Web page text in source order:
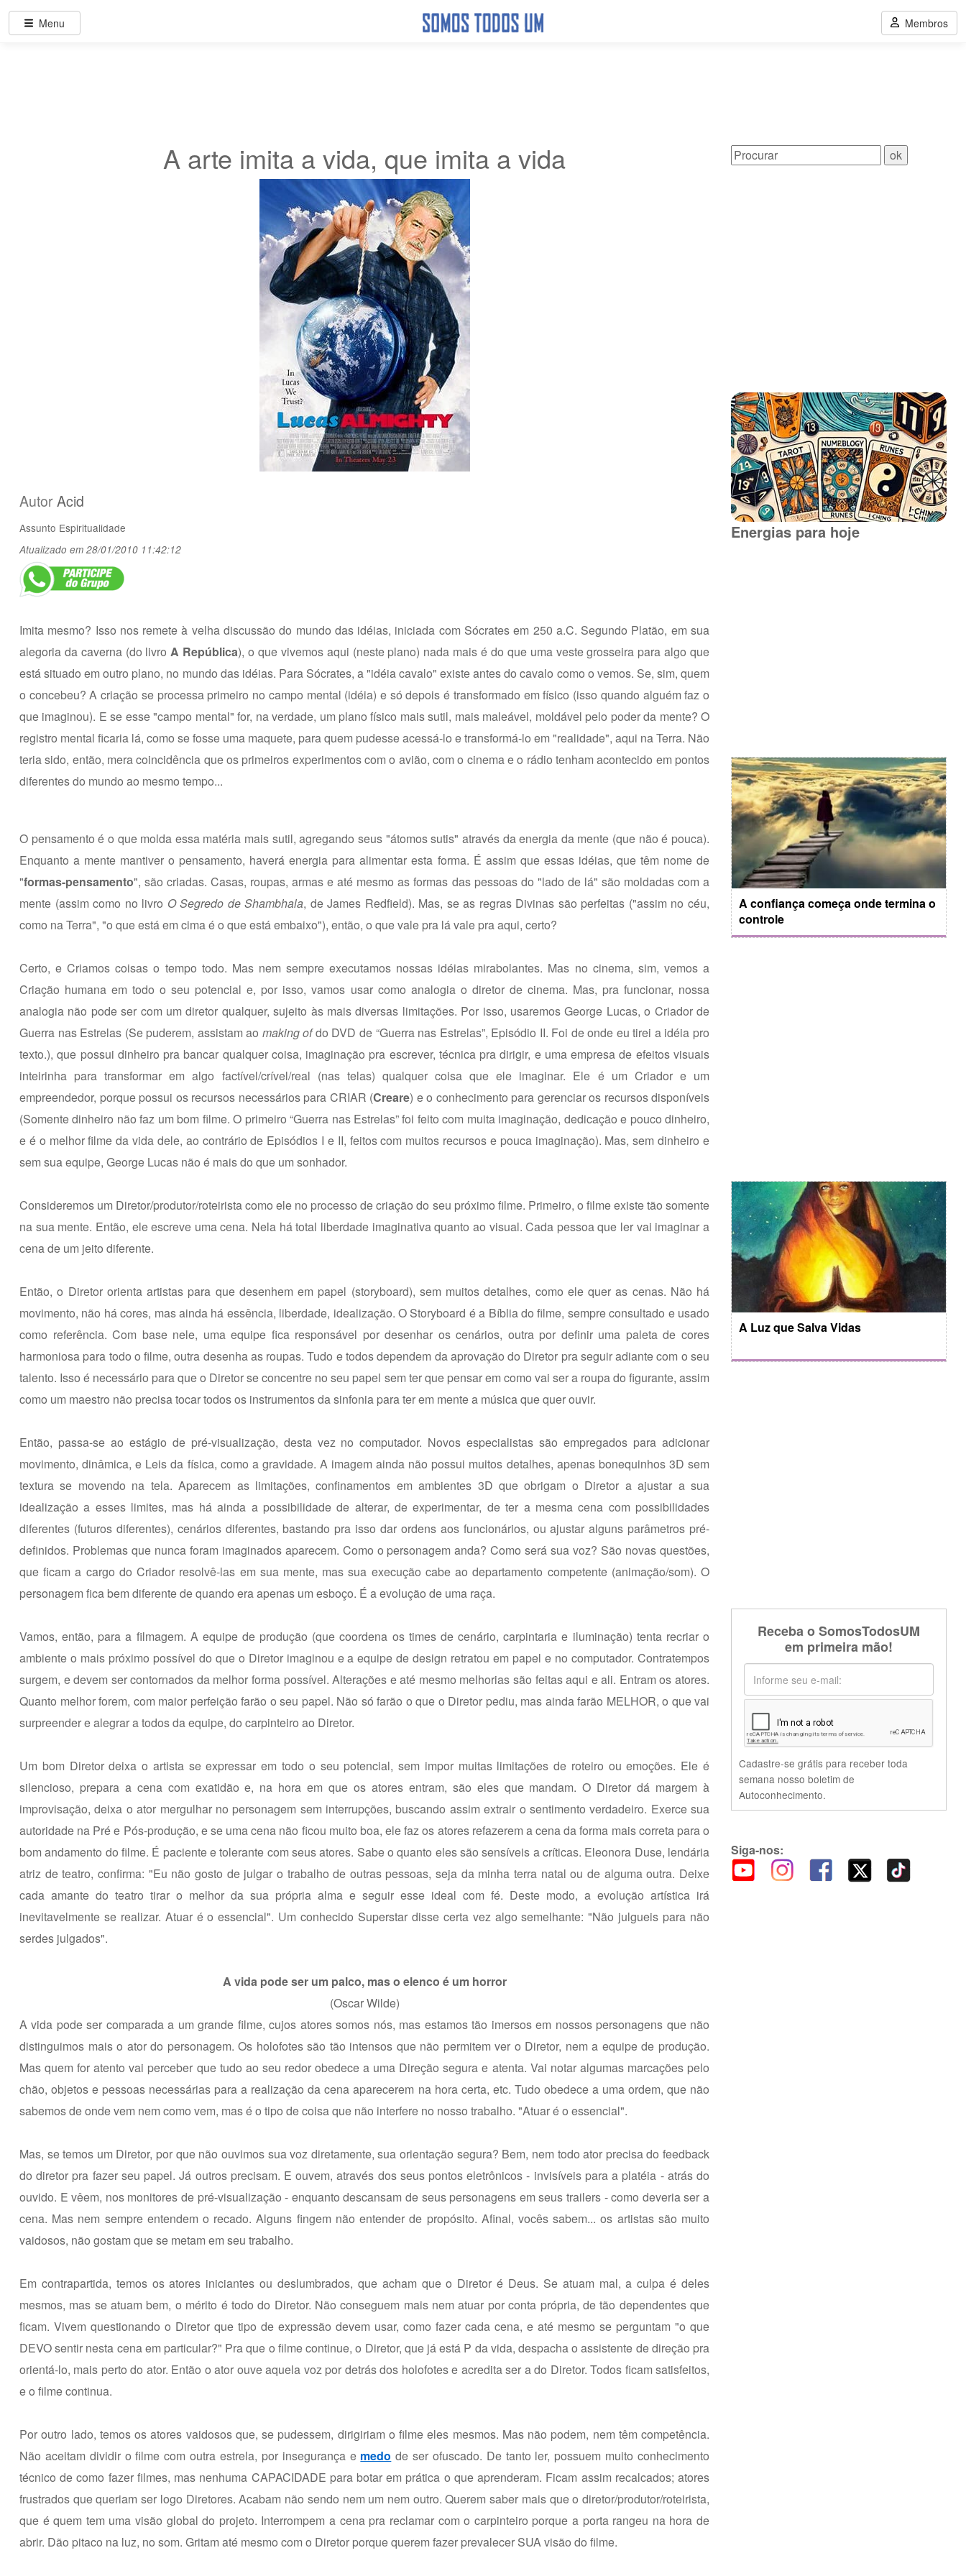
A arte imita a vida, que imita a vida
AutorAcid
Assunto Espiritualidade
Atualizado em 28/01/2010 11:42:12
Imita mesmo? Isso nos remete à velha discussão do mundo das idéias, iniciada com Sócrates em 250 a.C. Segundo Platão, em sua
alegoria da caverna(do livroA República), o que vivemos aqui (neste plano) nada mais é do que uma veste grosseira para algo que
está situado em outro plano, no mundo das idéias. Para Sócrates, a "idéia cavalo" existe antes do cavalo como o vemos. Se, sim, quem
o concebeu? A criação se processa primeiro no campo mental (idéia) e só depois é transformado em físico (isso quando alguém faz o
que imaginou). E se esse "campo mental" for, na verdade, um plano físico mais sutil, mais maleável, moldável pelo poder da mente? O
registro mental ficaria lá, como se fosse uma maquete, para quem pudesse acessá-lo e transformá-lo em "realidade", aqui na Terra. Não
teria sido, então, mera coincidência que os primeiros experimentos com o avião, com o cinema e o rádio tenham acontecido em pontos
diferentes do mundo ao mesmo tempo...
O pensamento é o que molda essa matéria mais sutil, agregando seus "átomos sutis" através da energia da mente (que não é pouca).
Enquanto a mente mantiver o pensamento, haverá energia para alimentar esta forma. É assim que essas idéias, que têm nome de
"formas-pensamento", são criadas. Casas, roupas, armas e até mesmo as formas das pessoas do "lado de lá" são moldadas com a
mente (assim como no livro O Segredo de Shambhala, de James Redfield). Mas, se as regras Divinas são perfeitas ("assim no céu,
como na Terra", "o que está em cima é o que está embaixo"), então, o que vale pra lá vale pra aqui, certo?
Certo, e Criamos coisas o tempo todo. Mas nem sempre executamos nossas idéias mirabolantes. Mas no cinema, sim, vemos a
Criação humana em todo o seu potencial e, por isso, vamos usar como analogia o diretor de cinema. Mas, pra funcionar, nossa
analogia não pode ser com um diretor qualquer, sujeito às mais diversas limitações. Por isso, usaremos George Lucas, o Criador de
Guerra nas Estrelas (Se puderem, assistam ao making ofdo DVD de “Guerra nas Estrelas”, Episódio II. Foi de onde eu tirei a idéia pro
texto.), que possui dinheiro pra bancar qualquer coisa, imaginação pra escrever, técnica pra dirigir, e uma empresa de efeitos visuais
inteirinha para transformar em algo factível/crível/real (nas telas) qualquer coisa que ele imaginar. Ele é um Criador e um
empreendedor, porque possui os recursos necessários para CRIAR (Creare) e o conhecimento para gerenciar os recursos disponíveis
(Somente dinheiro não faz um bom filme. O primeiro “Guerra nas Estrelas” foi feito com muita imaginação, dedicação e pouco dinheiro,
e é o melhor filme da vida dele, ao contrário de Episódios I e II, feitos com muitos recursos e pouca imaginação). Mas, sem dinheiro e
sem sua equipe, George Lucas não é mais do que um sonhador.
Consideremos um Diretor/produtor/roteirista como ele no processo de criação do seu próximo filme. Primeiro, o filme existe tão somente
na sua mente. Então, ele escreve uma cena. Nela há total liberdade imaginativa quanto ao visual. Cada pessoa que ler vai imaginar a
cena de um jeito diferente.
Então, o Diretor orienta artistas para que desenhem em papel (storyboard), sem muitos detalhes, como ele quer as cenas. Não há
movimento, não há cores, mas ainda há essência, liberdade, idealização. O Storyboard é a Bíblia do filme, sempre consultado e usado
como referência. Com base nele, uma equipe fica responsável por desenhar os cenários, outra por definir uma paleta de cores
harmoniosa para todo o filme, outra desenha as roupas. Tudo e todos dependem da aprovação do Diretor pra seguir adiante com o seu
talento. Isso é necessário para que o Diretor se concentre no seu papel sem ter que pensar em como vai ser a roupa do figurante, assim
como um maestro não precisa tocar todos os instrumentos da sinfonia para ter em mente a música que quer ouvir.
Então, passa-se ao estágio de pré-visualização, desta vez no computador. Novos especialistas são empregados para adicionar
movimento, dinâmica, e Leis da física, como a gravidade. A imagem ainda não possui muitos detalhes, apenas bonequinhos 3D sem
textura se movendo na tela. Aparecem as limitações, confinamentos em ambientes 3D que obrigam o Diretor a ajustar a sua
idealização a esses limites, mas há ainda a possibilidade de alterar, de experimentar, de ter a mesma cena com possibilidades
diferentes (futuros diferentes), cenários diferentes, bastando pra isso dar ordens aos funcionários, ou ajustar alguns parâmetros pré-
definidos. Problemas que nunca foram imaginados aparecem. Como o personagem anda? Como será sua voz? São novas questões,
que ficam a cargo do Criador resolvê-las em sua mente, mas sua execução cabe ao departamento competente (animação/som). O
personagem fica bem diferente de quando era apenas um esboço. É a evolução de uma raça.
Vamos, então, para a filmagem. A equipe de produção (que coordena os times de cenário, carpintaria e iluminação) tenta recriar o
ambiente o mais próximo possível do que o Diretor imaginou e a equipe de design retratou em papel e no computador. Contratempos
surgem, e devem ser contornados da melhor forma possível. Alterações e até mesmo melhorias são feitas aqui e ali. Entram os atores.
Quanto melhor forem, com maior perfeição farão o seu papel. Não só farão o que o Diretor pediu, mas ainda farão MELHOR, o que vai
surpreender e alegrar a todos da equipe, do carpinteiro ao Diretor.
Um bom Diretor deixa o artista se expressar em todo o seu potencial, sem impor muitas limitações de roteiro ou emoções. Ele é
silencioso, prepara a cena com exatidão e, na hora em que os atores entram, são eles que mandam. O Diretor dá margem à
improvisação, deixa o ator mergulhar no personagem sem interrupções, buscando assim extrair o sentimento verdadeiro. Exerce sua
autoridade na Pré e Pós-produção, e se uma cena não ficou muito boa, ele faz os atores refazerem a cena da forma mais correta para o
bom andamento do filme. É paciente e tolerante com seus atores. Sabe o quanto eles são sensíveis a críticas. Eleonora Duse, lendária
atriz de teatro, confirma: "Eu não gosto de julgar o trabalho de outras pessoas, seja da minha terra natal ou de alguma outra. Deixe
cada amante do teatro tirar o melhor da sua própria alma e seguir esse ideal com fé. Deste modo, a evolução artística irá
inevitavelmente se realizar. Atuar é o essencial". Um conhecido Superstar disse certa vez algo semelhante: "Não julgueis para não
serdes julgados".
A vida pode ser um palco, mas o elenco é um horror
(Oscar Wilde)
A vida pode ser comparada a um grande filme, cujos atores somos nós, mas estamos tão imersos em nossos personagens que não
distinguimos mais o ator do personagem. Os holofotes são tão intensos que não permitem ver o Diretor, nem a equipe de produção.
Mas quem for atento vai perceber que tudo ao seu redor obedece a uma Direção segura e atenta. Vai notar algumas marcações pelo
chão, objetos e pessoas necessárias para a realização da cena aparecerem na hora certa, etc. Tudo obedece a uma ordem, que não
sabemos de onde vem nem como vem, mas é o tipo de coisa que não interfere no nosso trabalho. "Atuar é o essencial".
Mas, se temos um Diretor, por que não ouvimos sua voz diretamente, sua orientação segura? Bem, nem todo ator precisa do feedback
do diretor pra fazer seu papel. Já outros precisam. E ouvem, através dos seus pontos eletrônicos - invisíveis para a platéia - atrás do
ouvido. E vêem, nos monitores de pré-visualização - enquanto descansam de seus personagens em seus trailers - como deveria ser a
cena. Mas nem sempre entendem o recado. Alguns fingem não entender de propósito. Afinal, vocês sabem... os artistas são muito
vaidosos, não gostam que se metam em seu trabalho.
Em contrapartida, temos os atores iniciantes ou deslumbrados, que acham que o Diretor é Deus. Se atuam mal, a culpa é deles
mesmos, mas se atuam bem, o mérito é todo do Diretor. Não conseguem mais nem atuar por conta própria, de tão dependentes que
ficam. Vivem questionando o Diretor que tipo de expressão devem usar, como fazer cada cena, e até mesmo se perguntam "o que
DEVO sentir nesta cena em particular?" Pra que o filme continue, o Diretor, que já está P da vida, despacha o assistente de direção pra
orientá-lo, mais perto do ator. Então o ator ouve aquela voz por detrás dos holofotes e acredita ser a do Diretor. Todos ficam satisfeitos,
e o filme continua.
Por outro lado, temos os atores vaidosos que, se pudessem, dirigiriam o filme eles mesmos. Mas não podem, nem têm competência.
Não aceitam dividir o filme com outra estrela, por insegurança e medo de ser ofuscado. De tanto ler, possuem muito conhecimento
técnico de como fazer filmes, mas nenhuma CAPACIDADE para botar em prática o que aprenderam. Ficam assim recalcados; atores
frustrados que queriam ser logo Diretores. Acabam não sendo nem um nem outro. Querem saber mais que o diretor/produtor/roteirista,
que é quem tem uma visão global do projeto. Interrompem a cena pra reclamar com o carpinteiro porque a porta rangeu na hora de
abrir. Dão pitaco na luz, no som. Gritam até mesmo com o Diretor porque querem fazer prevalecer SUA visão do filme.
Energias para hoje
A confiança começa onde termina o
controle
A Luz que Salva Vidas
Receba o SomosTodosUM
em primeira mão!
Cadastre-se grátis para receber toda
semana nosso boletim de
Autoconhecimento.
Siga-nos:
Menu Membros